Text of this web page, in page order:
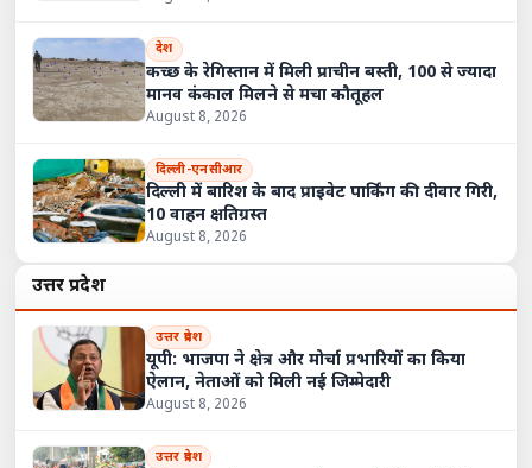
देश
कच्छ के रेगिस्तान में मिली प्राचीन बस्ती, 100 से ज्यादा
मानव कंकाल मिलने से मचा कौतूहल
August 8, 2026
दिल्ली-एनसीआर
दिल्ली में बारिश के बाद प्राइवेट पार्किंग की दीवार गिरी,
10 वाहन क्षतिग्रस्त
August 8, 2026
उत्तर प्रदेश
उत्तर प्रदेश
यूपी: भाजपा ने क्षेत्र और मोर्चा प्रभारियों का किया
ऐलान, नेताओं को मिली नई जिम्मेदारी
August 8, 2026
उत्तर प्रदेश